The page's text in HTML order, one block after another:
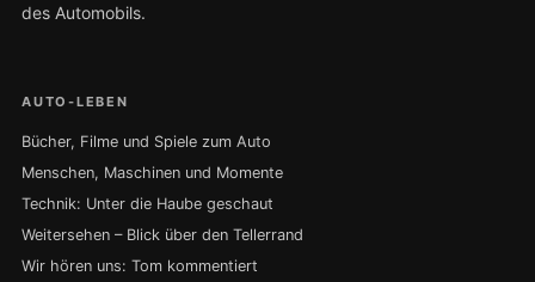
des Automobils.
AUTO-LEBEN
Bücher, Filme und Spiele zum Auto
Menschen, Maschinen und Momente
Technik: Unter die Haube geschaut
Weitersehen – Blick über den Tellerrand
Wir hören uns: Tom kommentiert